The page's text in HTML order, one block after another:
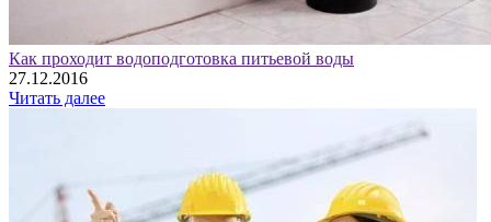
Как проходит водоподготовка питьевой воды
27.12.2016
Читать далее